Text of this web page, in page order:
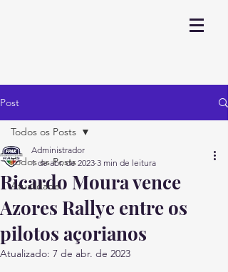
Post
Todos os Posts
Atualidade
Todos os Posts
Ricardo Moura vence
Azores Rallye entre os
pilotos açorianos
Administrador
1 de abr. de 2023 3 min de leitura
Atualizado: 7 de abr. de 2023